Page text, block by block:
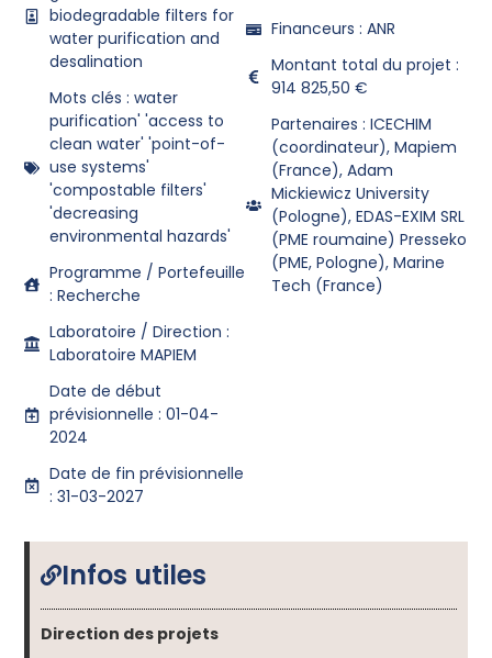
biodegradable filters for
water purification and
desalination
Mots clés : water
purification' 'access to
clean water' 'point-of-
use systems'
'compostable filters'
'decreasing
environmental hazards'
Programme / Portefeuille
: Recherche
Laboratoire / Direction :
Laboratoire MAPIEM
Date de début
prévisionnelle : 01-04-
2024
Date de fin prévisionnelle
: 31-03-2027
Financeurs : ANR
Montant total du projet :
914 825,50 €
Partenaires : ICECHIM
(coordinateur), Mapiem
(France), Adam
Mickiewicz University
(Pologne), EDAS-EXIM SRL
(PME roumaine) Presseko
(PME, Pologne), Marine
Tech (France)
Infos utiles
Direction des projets